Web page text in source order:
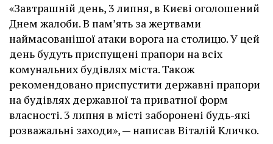
«Завтрашній день, 3 липня, в Києві оголошений
Днем жалоби. В памʼять за жертвами
наймасованішої атаки ворога на столицю. У цей
день будуть приспущені прапори на всіх
комунальних будівлях міста. Також
рекомендовано приспустити державні прапори
на будівлях державної та приватної форм
власності. 3 липня в місті заборонені будь-які
розважальні заходи», — написав Віталій Кличко.